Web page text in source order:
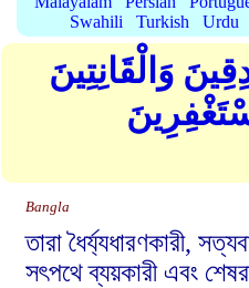
Swahili
Turkish Urdu
وَالْقَانِتِينَ
Bangla
তারা ধৈর্য্যধারণকারী,
সৎপথে ব্যয়কারী এবং